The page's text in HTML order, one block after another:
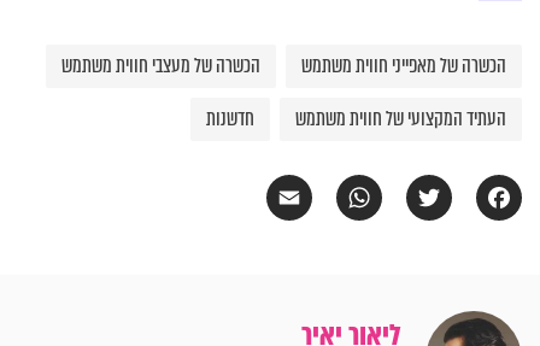
הכשרה של מאפייני חווית משתמש
הכשרה של מעצבי חווית משתמש
העתיד המקצועי של חווית משתמש
חדשנות
ליאור יאיר